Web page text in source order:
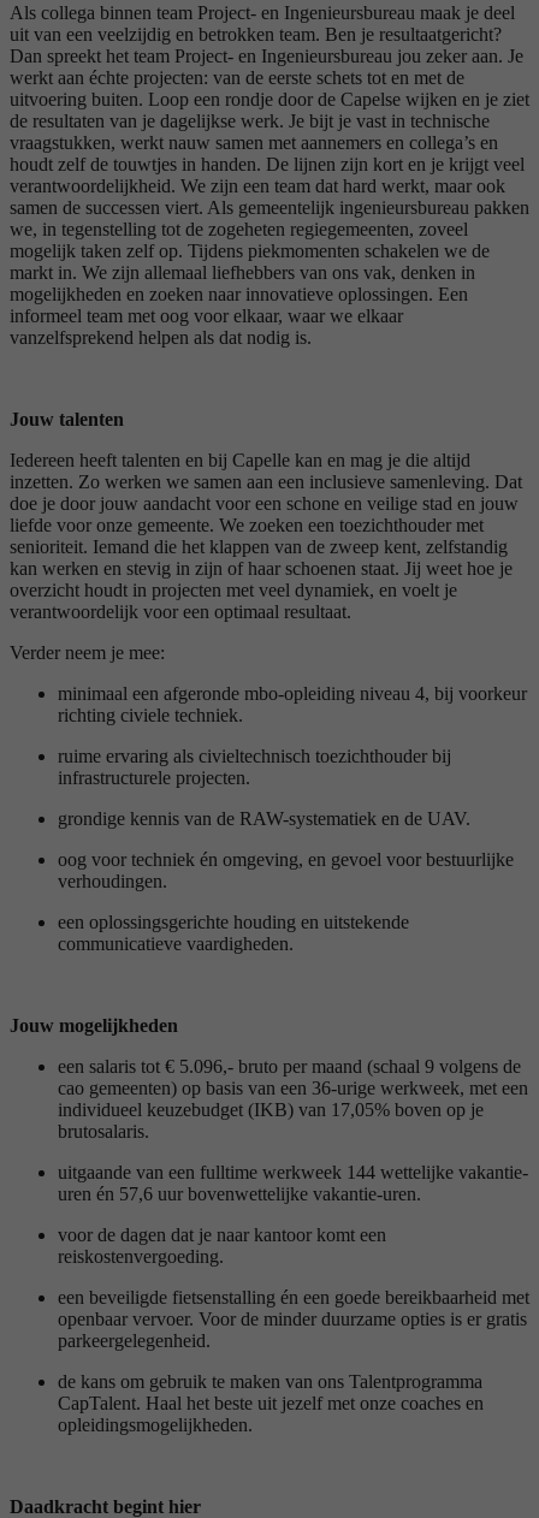
Als collega binnen team Project- en Ingenieursbureau maak je deel
uit van een veelzijdig en betrokken team. Ben je resultaatgericht?
Dan spreekt het team Project- en Ingenieursbureau jou zeker aan. Je
werkt aan échte projecten: van de eerste schets tot en met de
uitvoering buiten. Loop een rondje door de Capelse wijken en je ziet
de resultaten van je dagelijkse werk. Je bijt je vast in technische
vraagstukken, werkt nauw samen met aannemers en collega’s en
houdt zelf de touwtjes in handen. De lijnen zijn kort en je krijgt veel
verantwoordelijkheid. We zijn een team dat hard werkt, maar ook
samen de successen viert. Als gemeentelijk ingenieursbureau pakken
we, in tegenstelling tot de zogeheten regiegemeenten, zoveel
mogelijk taken zelf op. Tijdens piekmomenten schakelen we de
markt in. We zijn allemaal liefhebbers van ons vak, denken in
mogelijkheden en zoeken naar innovatieve oplossingen. Een
informeel team met oog voor elkaar, waar we elkaar
vanzelfsprekend helpen als dat nodig is.
Jouw talenten
Iedereen heeft talenten en bij Capelle kan en mag je die altijd
inzetten. Zo werken we samen aan een inclusieve samenleving. Dat
doe je door jouw aandacht voor een schone en veilige stad en jouw
liefde voor onze gemeente. We zoeken een toezichthouder met
senioriteit. Iemand die het klappen van de zweep kent, zelfstandig
kan werken en stevig in zijn of haar schoenen staat. Jij weet hoe je
overzicht houdt in projecten met veel dynamiek, en voelt je
verantwoordelijk voor een optimaal resultaat.
Verder neem je mee:
minimaal een afgeronde mbo-opleiding niveau 4, bij voorkeur
richting civiele techniek.
ruime ervaring als civieltechnisch toezichthouder bij
infrastructurele projecten.
grondige kennis van de RAW-systematiek en de UAV.
oog voor techniek én omgeving, en gevoel voor bestuurlijke
verhoudingen.
een oplossingsgerichte houding en uitstekende
communicatieve vaardigheden.
Jouw mogelijkheden
een salaris tot € 5.096,- bruto per maand (schaal 9 volgens de
cao gemeenten) op basis van een 36-urige werkweek, met een
individueel keuzebudget (IKB) van 17,05% boven op je
brutosalaris.
uitgaande van een fulltime werkweek 144 wettelijke vakantie-
uren én 57,6 uur bovenwettelijke vakantie-uren.
voor de dagen dat je naar kantoor komt een
reiskostenvergoeding.
een beveiligde fietsenstalling én een goede bereikbaarheid met
openbaar vervoer. Voor de minder duurzame opties is er gratis
parkeergelegenheid.
de kans om gebruik te maken van ons Talentprogramma
CapTalent. Haal het beste uit jezelf met onze coaches en
opleidingsmogelijkheden.
Daadkracht begint hier